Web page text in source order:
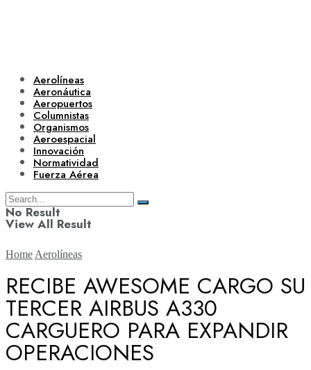
Aerolíneas
Aeronáutica
Aeropuertos
Columnistas
Organismos
Aeroespacial
Innovación
Normatividad
Fuerza Aérea
No Result
View All Result
Aerolíneas
Aeronáutica
Home Aerolíneas
RECIBE AWESOME CARGO SU
TERCER AIRBUS A330
CARGUERO PARA EXPANDIR
OPERACIONES